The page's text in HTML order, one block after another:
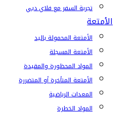
تجربة السفر مع فلاي دبي
الأمتعة
الأمتعة المحمولة باليد
الأمتعة المسجلة
المواد المحظورة والمقيدة
الأمتعة المتأخرة أو المتضررة
المعدات الرياضية
المواد الخطرة